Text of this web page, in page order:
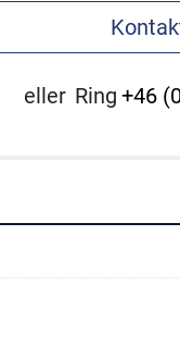
eller Ring +46